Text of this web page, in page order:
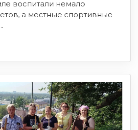
воспитали немало
а местные спортивные